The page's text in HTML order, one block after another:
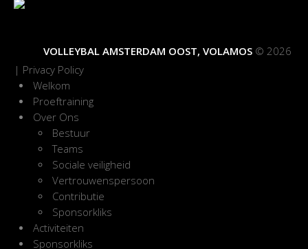
VOLLEYBAL AMSTERDAM OOST, VOLAMOS © 2026
| Privacy Policy
Welkom
Proeftraining
Over Ons
Bestuur
Teams
Sociale veiligheid
Vertrouwenspersoon
Contributie
Sponsorkliks
Activiteiten
Sponsorkliks